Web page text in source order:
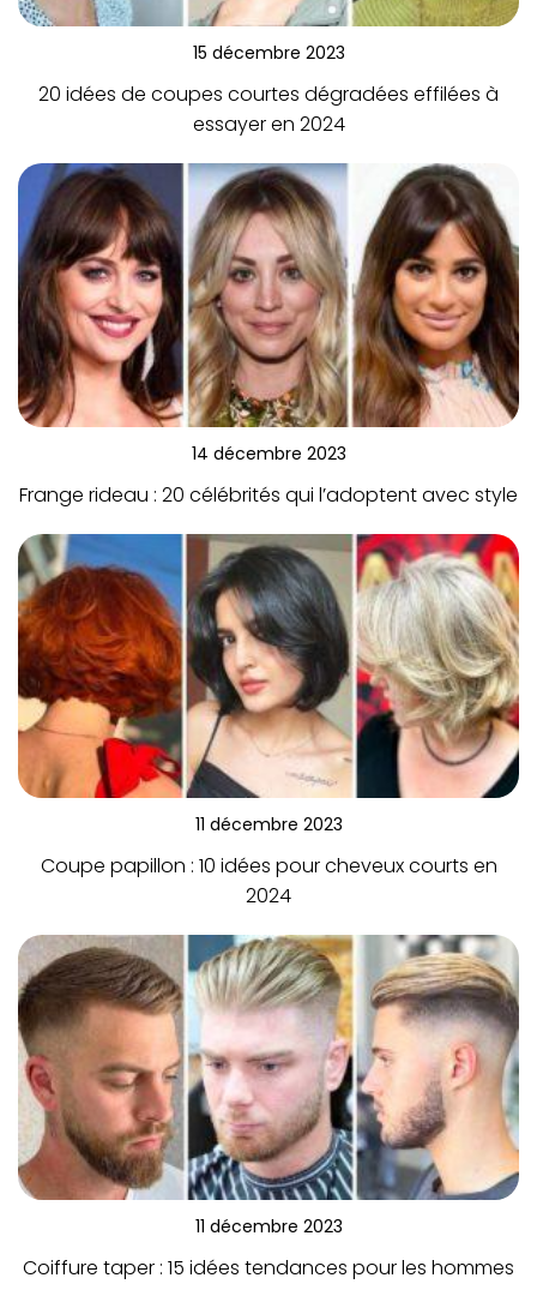
15 décembre 2023
20 idées de coupes courtes dégradées effilées à
essayer en 2024
14 décembre 2023
Frange rideau : 20 célébrités qui l’adoptent avec style
11 décembre 2023
Coupe papillon : 10 idées pour cheveux courts en
2024
11 décembre 2023
Coiffure taper : 15 idées tendances pour les hommes